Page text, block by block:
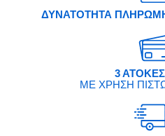
ΔΥΝΑΤΟΤΗΤΑ
3
ΜΕ ΧΡΗΣΗ